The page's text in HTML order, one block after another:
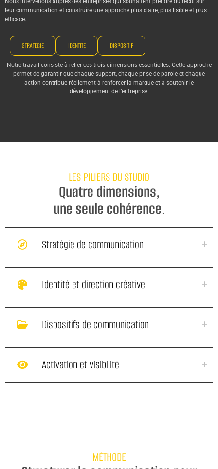
Nous intervenons auprès des entreprises qui souhaitent prendre du recul sur
leur communication et construire une approche plus claire, plus lisible et plus
efficace.
STRATÉGIE IDENTITÉ DISPOSITIF
Notre travail consiste à relier ces trois dimensions essentielles. Cette approche
permet de garantir que chaque support, chaque prise de parole et chaque
action contribue réellement à renforcer la marque et à soutenir le
développement de l’entreprise.
LES PILIERS DU STUDIO
Quatre dimensions,
une seule cohérence.
Stratégie de communication
Identité et direction créative
Dispositifs de communication
Activation et visibilité
MÉTHODE